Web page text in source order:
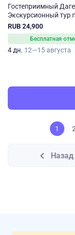
Гостеприимный
Экскурсионный тур
RUB 24,900
Бесплатная
4 дн. 12—15 августа
1 2
Назад